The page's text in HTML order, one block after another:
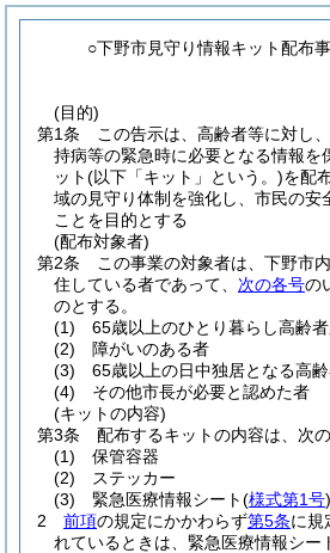
○下野市見守り情報キット配布
(目的)
第1条
この告示は、高齢者等に対し
持病等の緊急時に必要となる情報を
ット(以下「キット」という。)を配
域の見守り体制を強化し、市民の安
ことを目的とする
(配布対象者)
第2条
この事業の対象者は、下野市
住している者であって、 次の各号の
のとする。
(1)
65歳以上のひとり暮らし高齢
(2)
障がいのある者
(3)
65歳以上の日中独居となる高
(4)
その他市長が必要と認めた者
(キットの内容)
第3条
配布するキットの内容は、次
(1)
保管容器
(2)
ステッカー
(3)
緊急医療情報シート(様式第1号)
2
前項の規定にかかわらず第5条に規
れているときは、緊急医療情報シー